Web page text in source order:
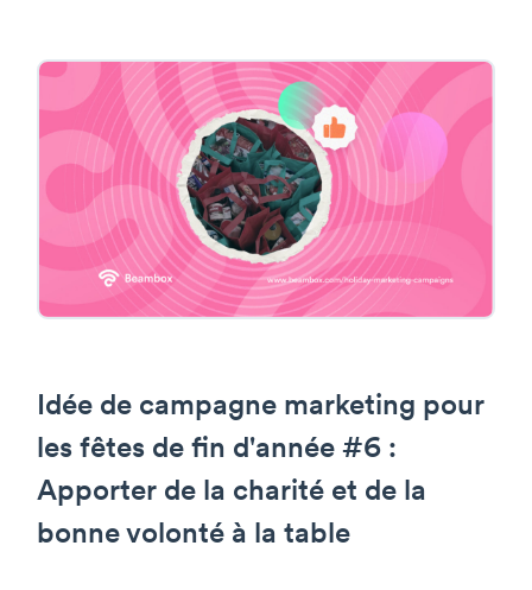
Idée de campagne marketing pour
les fêtes de fin d'année #6 :
Apporter de la charité et de la
bonne volonté à la table